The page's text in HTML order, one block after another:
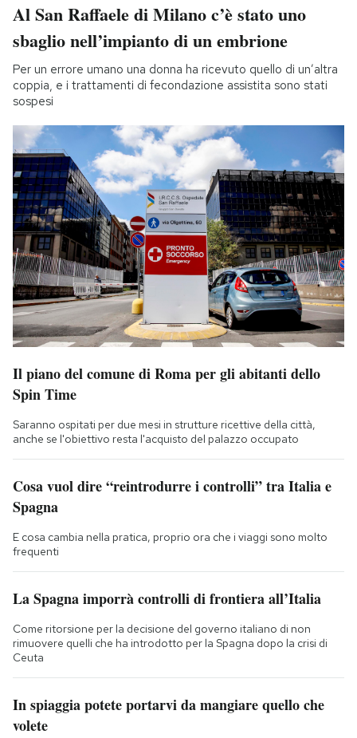
Al San Raffaele di Milano c’è stato uno
sbaglio nell’impianto di un embrione
Per un errore umano una donna ha ricevuto quello di un’altra
coppia, e i trattamenti di fecondazione assistita sono stati
sospesi
Il piano del comune di Roma per gli abitanti dello
Spin Time
Saranno ospitati per due mesi in strutture ricettive della città,
anche se l'obiettivo resta l'acquisto del palazzo occupato
Cosa vuol dire “reintrodurre i controlli” tra Italia e
Spagna
E cosa cambia nella pratica, proprio ora che i viaggi sono molto
frequenti
La Spagna imporrà controlli di frontiera all’Italia
Come ritorsione per la decisione del governo italiano di non
rimuovere quelli che ha introdotto per la Spagna dopo la crisi di
Ceuta
In spiaggia potete portarvi da mangiare quello che
volete